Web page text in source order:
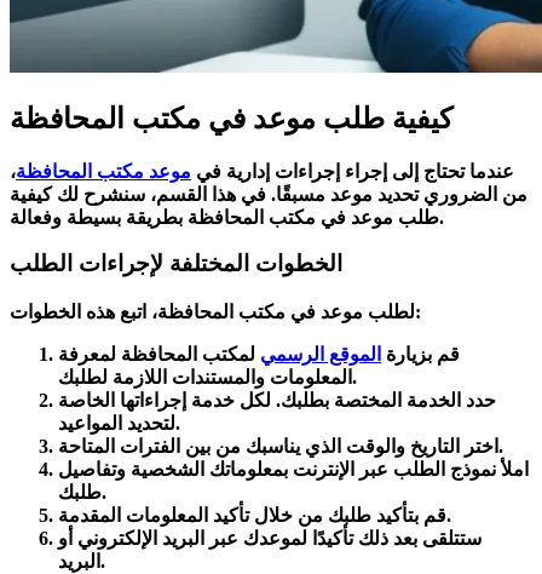
كيفية طلب موعد في مكتب المحافظة
عندما تحتاج إلى إجراء إجراءات إدارية في موعد مكتب المحافظة،
من الضروري تحديد موعد مسبقًا. في هذا القسم، سنشرح لك كيفية
طلب موعد في مكتب المحافظة بطريقة بسيطة وفعالة.
الخطوات المختلفة لإجراءات الطلب
لطلب موعد في مكتب المحافظة، اتبع هذه الخطوات:
قم بزيارة الموقع الرسمي لمكتب المحافظة لمعرفة
المعلومات والمستندات اللازمة لطلبك.
حدد الخدمة المختصة بطلبك. لكل خدمة إجراءاتها الخاصة
لتحديد المواعيد.
اختر التاريخ والوقت الذي يناسبك من بين الفترات المتاحة.
املأ نموذج الطلب عبر الإنترنت بمعلوماتك الشخصية وتفاصيل
طلبك.
قم بتأكيد طلبك من خلال تأكيد المعلومات المقدمة.
ستتلقى بعد ذلك تأكيدًا لموعدك عبر البريد الإلكتروني أو
البريد.